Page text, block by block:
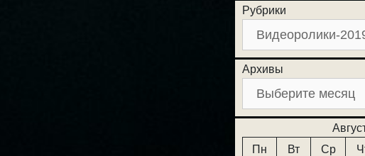
Рубрики
Архивы
Пн
Вт Ср